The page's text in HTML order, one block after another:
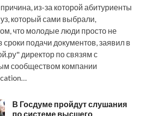
из-за которой абитуриенты
который сами выбрали,
что молодые люди просто не
подачи документов, заявил в
директор по связям с
сообществом компании
В Госдуме пройдут слушания
по системе высшего